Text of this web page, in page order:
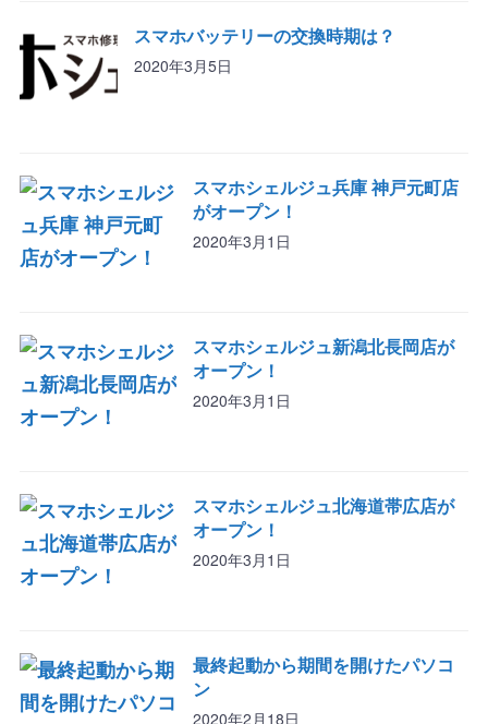
スマホバッテリーの交換時期は？
2020年3月5日
スマホシェルジュ兵庫 神戸元町店
がオープン！
2020年3月1日
スマホシェルジュ新潟北長岡店が
オープン！
2020年3月1日
スマホシェルジュ北海道帯広店が
オープン！
2020年3月1日
最終起動から期間を開けたパソコ
ン
2020年2月18日